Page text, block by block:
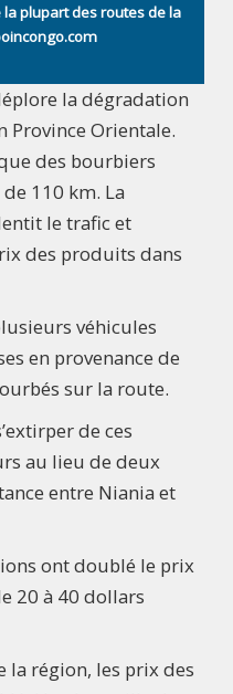
la plupart des routes de la
la dégradation
Province Orientale.
des bourbiers
110 km. La
le trafic et
des produits dans
véhicules
en provenance de
sur la route.
de ces
au lieu de deux
entre Niania et
ont doublé le prix
20 à 40 dollars
la région, les prix des